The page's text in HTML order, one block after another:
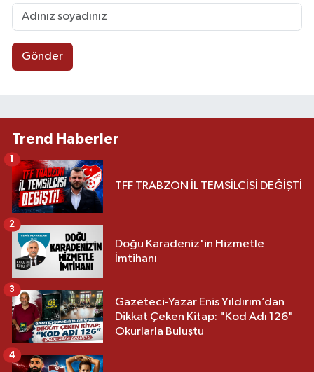
Gönder
Trend Haberler
TFF TRABZON İL TEMSİLCİSİ DEĞİŞTİ
1
Doğu Karadeniz'in Hizmetle
İmtihanı
2
Gazeteci-Yazar Enis Yıldırım’dan
Dikkat Çeken Kitap: "Kod Adı 126"
Okurlarla Buluştu
3
4